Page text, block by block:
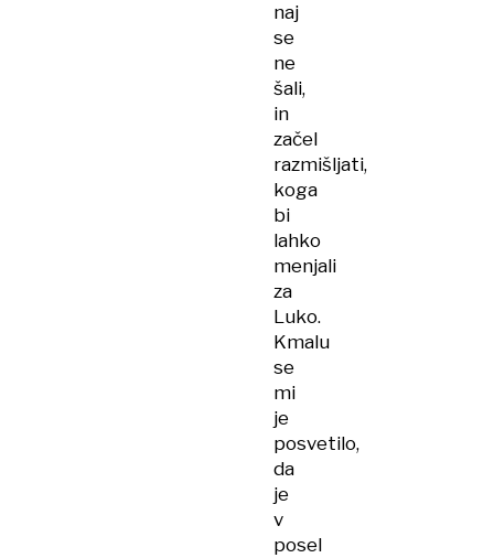
naj
se
ne
šali,
in
začel
razmišljati,
koga
bi
lahko
menjali
za
Luko.
Kmalu
se
mi
je
posvetilo,
da
je
v
posel